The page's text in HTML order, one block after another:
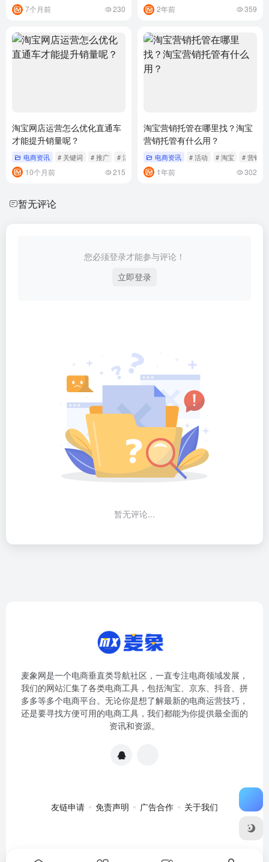
7个月前 230 2年前 359
淘宝网店运营怎么优化直通车
才能提升销量呢？
电商资讯 # 关键词 # 推广 # 活动
10个月前 215
淘宝营销托管在哪里找？淘宝
营销托管有什么用？
电商资讯 # 活动 # 淘宝 # 营销
1年前 302
暂无评论
您必须登录才能参与评论！
立即登录
暂无评论...
麦象网是一个电商垂直类导航社区，一直专注电商领域发展，
我们的网站汇集了各类电商工具，包括淘宝、京东、抖音、拼
多多等多个电商平台。无论你是想了解最新的电商运营技巧，
还是要寻找方便可用的电商工具，我们都能为你提供最全面的
资讯和资源。
友链申请 免责声明 广告合作 关于我们